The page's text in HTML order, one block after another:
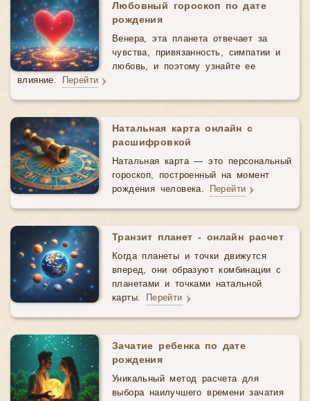
Любовный гороскоп по дате
рождения
Венера, эта планета отвечает за
чувства, привязанность, симпатии и
любовь, и поэтому узнайте ее
влияние. Перейти
Натальная карта онлайн с
расшифровкой
Натальная карта — это персональный
гороскоп, построенный на момент
рождения человека. Перейти
Транзит планет - онлайн расчет
Когда планеты и точки движутся
вперед, они образуют комбинации с
планетами и точками натальной
карты. Перейти
Зачатие ребенка по дате
рождения
Уникальный метод расчета для
выбора наилучшего времени зачатия